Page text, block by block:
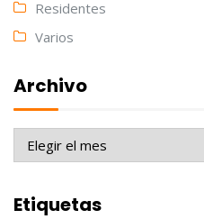
Residentes
Varios
Archivo
Archivo
Etiquetas